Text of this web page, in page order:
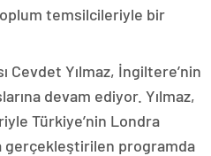
toplum temsilcileriyle bir
Cevdet Yılmaz, İngiltere’nin
devam ediyor. Yılmaz,
Türkiye’nin Londra
gerçekleştirilen programda